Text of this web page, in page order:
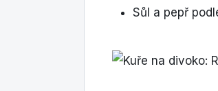
Sůl a pepř